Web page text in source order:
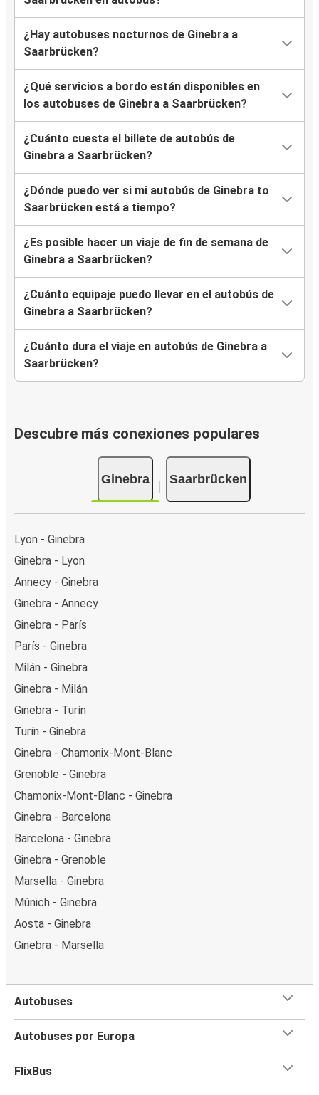
¿Hay autobuses nocturnos de Ginebra a
Saarbrücken?
¿Qué servicios a bordo están disponibles en
los autobuses de Ginebra a Saarbrücken?
¿Cuánto cuesta el billete de autobús de
Ginebra a Saarbrücken?
¿Dónde puedo ver si mi autobús de Ginebra to
Saarbrücken está a tiempo?
¿Es posible hacer un viaje de fin de semana de
Ginebra a Saarbrücken?
¿Cuánto equipaje puedo llevar en el autobús de
Ginebra a Saarbrücken?
¿Cuánto dura el viaje en autobús de Ginebra a
Saarbrücken?
Descubre más conexiones populares
Ginebra Saarbrücken
Lyon - Ginebra
Ginebra - Lyon
Annecy - Ginebra
Ginebra - Annecy
Ginebra - París
París - Ginebra
Milán - Ginebra
Ginebra - Milán
Ginebra - Turín
Turín - Ginebra
Ginebra - Chamonix-Mont-Blanc
Grenoble - Ginebra
Chamonix-Mont-Blanc - Ginebra
Ginebra - Barcelona
Barcelona - Ginebra
Ginebra - Grenoble
Marsella - Ginebra
Múnich - Ginebra
Aosta - Ginebra
Ginebra - Marsella
Autobuses
Autobuses por Europa
FlixBus